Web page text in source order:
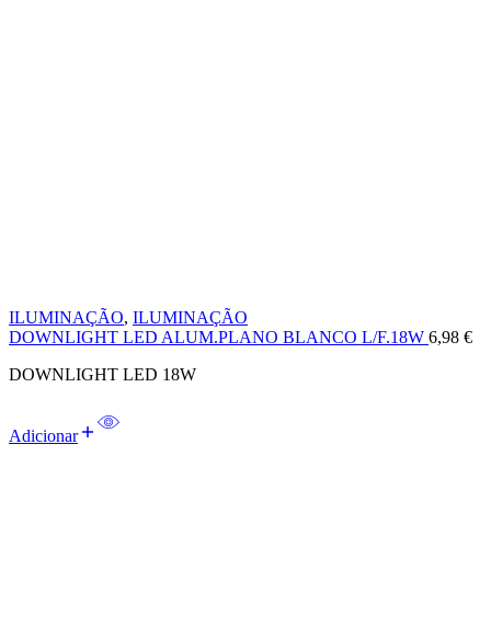
ILUMINAÇÃO, ILUMINAÇÃO
DOWNLIGHT LED ALUM.PLANO BLANCO L/F.18W 6,98 €
DOWNLIGHT LED 18W
Adicionar